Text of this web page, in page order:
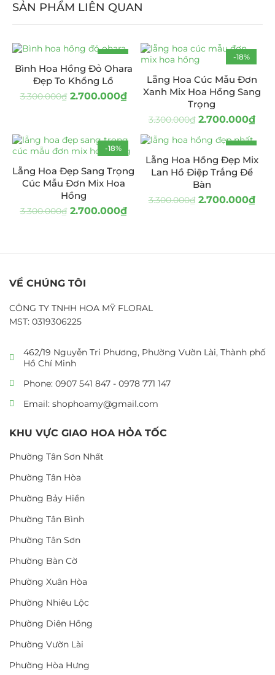
SẢN PHẨM LIÊN QUAN
-18%
HOT
Bình Hoa Hồng Đỏ Ohara
Đẹp To Khổng Lồ
3.300.000₫ 2.700.000₫
-18%
Lẵng Hoa Cúc Mẫu Đơn
Xanh Mix Hoa Hồng Sang
Trọng
3.300.000₫ 2.700.000₫
-18%
Lẵng Hoa Đẹp Sang Trọng
Cúc Mẫu Đơn Mix Hoa
Hồng
3.300.000₫ 2.700.000₫
-18%
HOT
Lẵng Hoa Hồng Đẹp Mix
Lan Hồ Điệp Trắng Để
Bàn
3.300.000₫ 2.700.000₫
VỀ CHÚNG TÔI
CÔNG TY TNHH HOA MỸ FLORAL
MST: 0319306225
462/19 Nguyễn Tri Phương, Phường Vườn Lài, Thành phố
Hồ Chí Minh
Phone: 0907 541 847 - 0978 771 147
Email: shophoamy@gmail.com
KHU VỰC GIAO HOA HỎA TỐC
Phường Tân Sơn Nhất
Phường Tân Hòa
Phường Bảy Hiền
Phường Tân Bình
Phường Tân Sơn
Phường Bàn Cờ
Phường Xuân Hòa
Phường Nhiêu Lộc
Phường Diên Hồng
Phường Vườn Lài
Phường Hòa Hưng